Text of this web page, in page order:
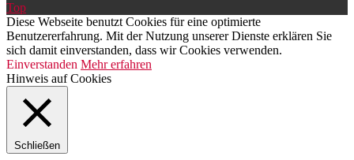
Top
Diese Webseite benutzt Cookies für eine optimierte
Benutzererfahrung. Mit der Nutzung unserer Dienste erklären Sie
sich damit einverstanden, dass wir Cookies verwenden.
Einverstanden Mehr erfahren
Hinweis auf Cookies
Schließen